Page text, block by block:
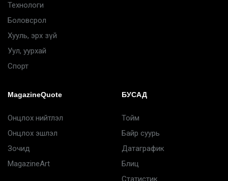
Технологи
Боловсрол
Хууль, эрх зүй
Уул, уурхай
Спорт
MagazineQuote
Онцлох нийтлэл
Онцлох эшлэл
Зочид
MagazineArt
БУСАД
Тойм
Байр суурь
Датаграфик
Блиц
Статистик